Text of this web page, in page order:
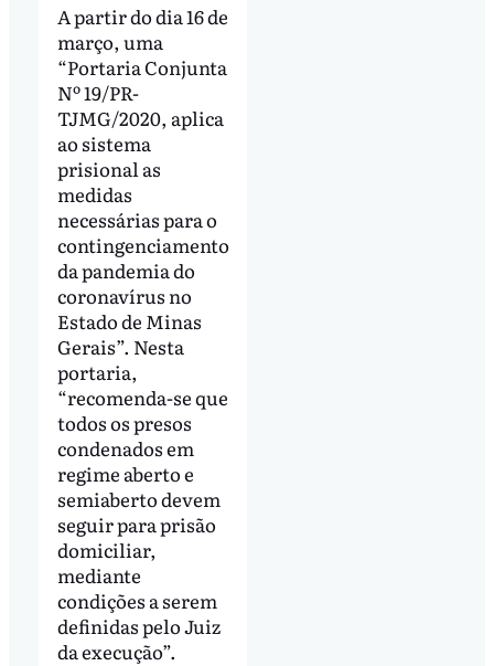
A partir do dia 16 de
março, uma
“Portaria Conjunta
Nº 19/PR-
TJMG/2020, aplica
ao sistema
prisional as
medidas
necessárias para o
contingenciamento
da pandemia do
coronavírus no
Estado de Minas
Gerais”. Nesta
portaria,
“recomenda-se que
todos os presos
condenados em
regime aberto e
semiaberto devem
seguir para prisão
domiciliar,
mediante
condições a serem
definidas pelo Juiz
da execução”.